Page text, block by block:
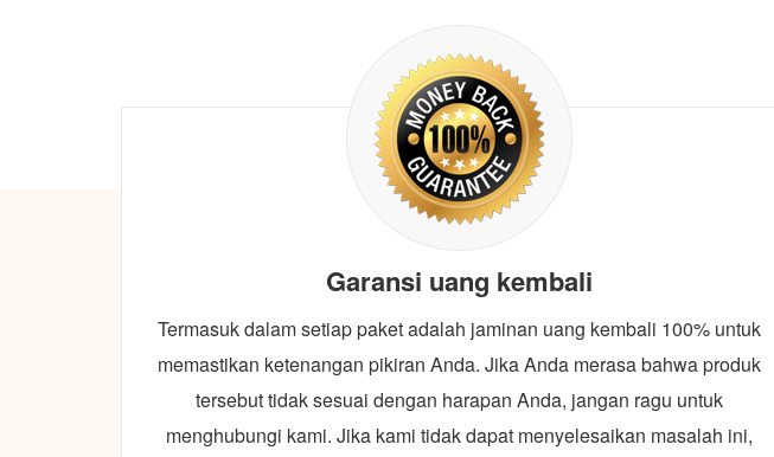
Garansi uang kembali
Termasuk dalam setiap paket adalah jaminan uang kembali 100% untuk
memastikan ketenangan pikiran Anda. Jika Anda merasa bahwa produk
tersebut tidak sesuai dengan harapan Anda, jangan ragu untuk
menghubungi kami. Jika kami tidak dapat menyelesaikan masalah ini,